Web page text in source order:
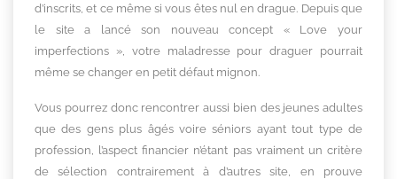
d’inscrits, et ce même si vous êtes nul en drague. Depuis que
le site a lancé son nouveau concept « Love your
imperfections », votre maladresse pour draguer pourrait
même se changer en petit défaut mignon.
Vous pourrez donc rencontrer aussi bien des jeunes adultes
que des gens plus âgés voire séniors ayant tout type de
profession, l’aspect financier n’étant pas vraiment un critère
de sélection contrairement à d’autres site, en prouve